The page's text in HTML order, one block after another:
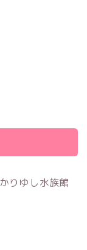
りゆし水族館